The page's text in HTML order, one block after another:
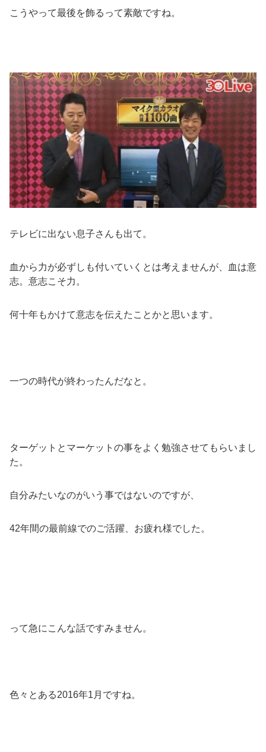
こうやって最後を飾るって素敵ですね。
テレビに出ない息子さんも出て。
血から力が必ずしも付いていくとは考えませんが、血は意
志。意志こそ力。
何十年もかけて意志を伝えたことかと思います。
一つの時代が終わったんだなと。
ターゲットとマーケットの事をよく勉強させてもらいまし
た。
自分みたいなのがいう事ではないのですが、
42年間の最前線でのご活躍、お疲れ様でした。
って急にこんな話ですみません。
色々とある2016年1月ですね。